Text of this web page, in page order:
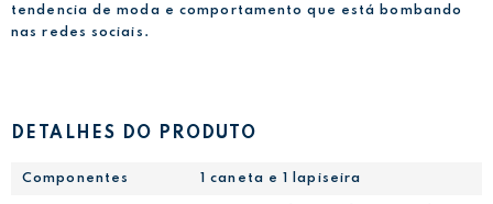
tendencia de moda e comportamento que está bombando
nas redes sociais.
DETALHES DO PRODUTO
Componentes 1 caneta e 1 lapiseira